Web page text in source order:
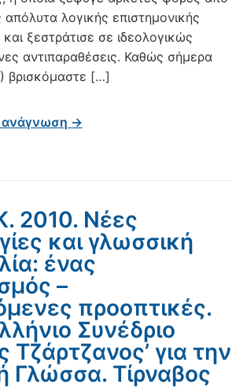
απόλυτα λογικής επιστημονικής
ξεστράτισε σε ιδεολογικώς
αντιπαραθέσεις. Καθώς σήμερα
βρισκόμαστε […]
ανάγνωση →
2010. Νέες
και γλωσσική
ένας
–
προοπτικές.
Συνέδριο
Τζάρτζανος’ για την
Γλώσσα. Τίρναβος